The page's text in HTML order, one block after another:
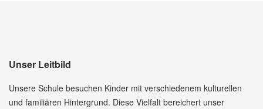
Unser Leitbild
Unsere Schule besuchen Kinder mit verschiedenem kulturellen
und familiären Hintergrund. Diese Vielfalt bereichert unser